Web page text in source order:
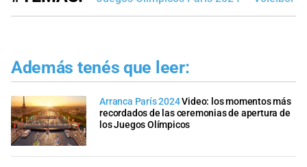
Además tenés que leer:
Arranca París 2024Video: los momentos más
recordados de las ceremonias de apertura de
los Juegos Olímpicos